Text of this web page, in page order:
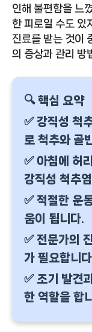
인해 불편함을 느
한 피로일 수도 있
진료를 받는 것이
의 증상과 관리 방
🔍 핵심 요약
✅ 강직성 척
로 척추와 골
✅ 아침에 허
강직성 척추
✅ 적절한 운
움이 됩니다.
✅ 전문가의
가 필요합니
✅ 조기 발견
한 역할을 합